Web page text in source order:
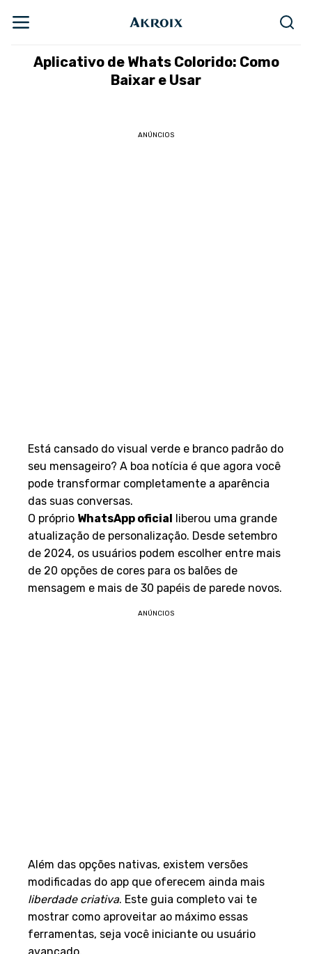
Aplicativo de Whats Colorido: Como
Baixar e Usar
ANÚNCIOS
Está cansado do visual verde e branco padrão do
seu mensageiro? A boa notícia é que agora você
pode transformar completamente a aparência
das suas conversas.
O próprio WhatsApp oficial liberou uma grande
atualização de personalização. Desde setembro
de 2024, os usuários podem escolher entre mais
de 20 opções de cores para os balões de
mensagem e mais de 30 papéis de parede novos.
ANÚNCIOS
Além das opções nativas, existem versões
modificadas do app que oferecem ainda mais
liberdade criativa. Este guia completo vai te
mostrar como aproveitar ao máximo essas
ferramentas, seja você iniciante ou usuário